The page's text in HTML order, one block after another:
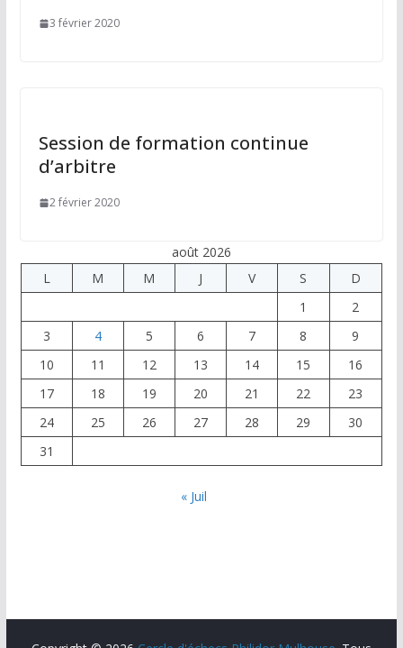
3 février 2020
Session de formation continue
d’arbitre
2 février 2020
août 2026
L
M M J V S
D
1
2
3
4 5 6 7 8
9
10
11 12 13 14 15
16
17
18 19 20 21 22
23
24
25 26 27 28 29
30
31
« Juil